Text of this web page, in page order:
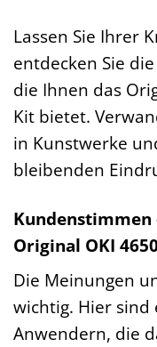
Lassen Sie Ihrer
entdecken Sie
die Ihnen das
Kit bietet.
in Kunstwerke
bleibenden
Kundenstimmen
Original OKI
Die Meinungen
wichtig. Hier sind
Anwendern, die